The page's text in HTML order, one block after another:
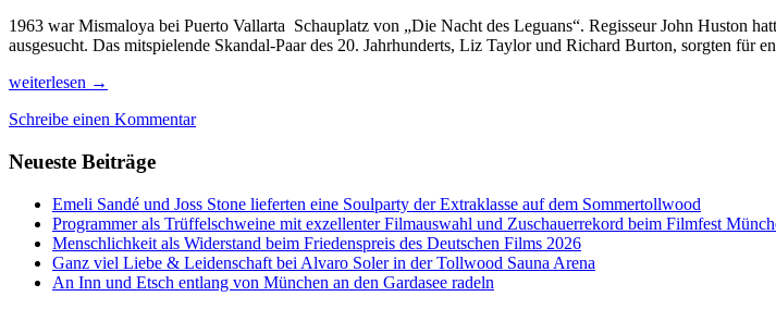
1963 war Mismaloya bei Puerto Vallarta Schauplatz von „Die Nacht des Leguans“. Regisseur John Huston
ausgesucht. Das mitspielende Skandal-Paar des 20. Jahrhunderts, Liz Taylor und Richard Burton, sorgten für
Auf
Jagd
Vallarta
Baja
California
weiterlesen →
Schreibe einen Kommentar
Neueste Beiträge
Emeli Sandé und Joss Stone lieferten eine Soulparty der Extraklasse auf dem Sommertollwood
Programmer als Trüffelschweine mit exzellenter Filmauswahl und Zuschauerrekord beim Filmfest
Menschlichkeit als Widerstand beim Friedenspreis des Deutschen Films 2026
Ganz viel Liebe & Leidenschaft bei Alvaro Soler in der Tollwood Sauna Arena
An Inn und Etsch entlang von München an den Gardasee radeln